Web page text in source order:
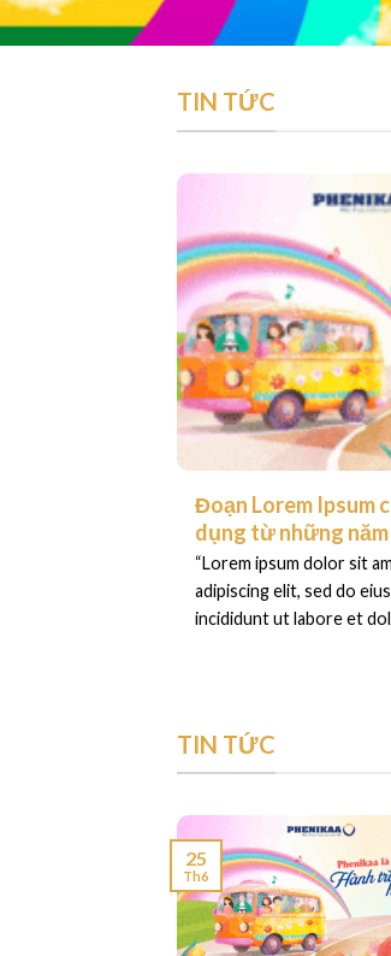
TIN TỨC
Đoạn Lorem Ipsum
dụng từ những năm
“Lorem ipsum dolor sit
adipiscing elit, sed do
incididunt ut labore et
TIN TỨC
25
Th6